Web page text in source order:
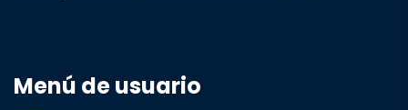
Menú de usuario